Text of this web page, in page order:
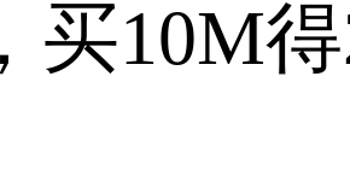
买10M